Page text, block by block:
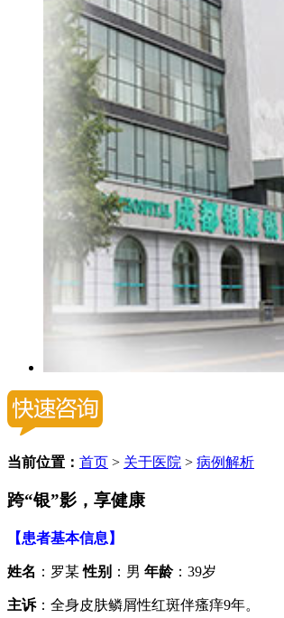
当前位置： 首页 > 关于医院 > 病例解析
跨“银”影，享健康
【患者基本信息】
姓名 ：罗某性别 ：男 年龄：39岁
主诉：全身皮肤鳞屑性红斑伴瘙痒9年。